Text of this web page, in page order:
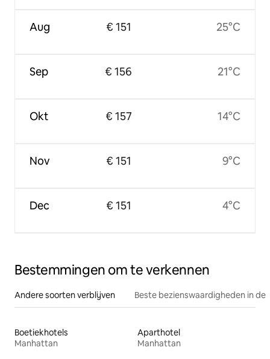
Aug
Sep
Okt
Nov
Dec
€ 151
€ 156
€ 157
€ 151
€ 151
25°C
21°C
14°C
9°C
4°C
Bestemmingen om te verkennen
Andere soorten verblijven Beste bezienswaardigheden in de
Boetiekhotels
Manhattan
Aparthotel
Manhattan